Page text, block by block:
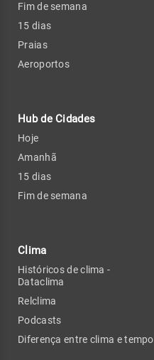
Fim de semana
15 dias
Praias
Aeroportos
Hub de Cidades
Hoje
Amanhã
15 dias
Fim de semana
Clima
Históricos de clima -
Dataclima
Relclima
Podcasts
Diferença entre clima e tempo